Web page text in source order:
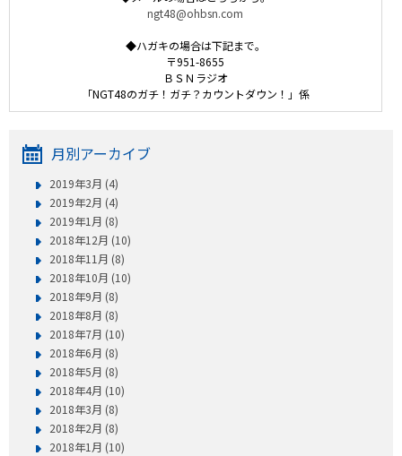
ngt48@ohbsn.com
◆ハガキの場合は下記まで。
〒951-8655
ＢＳＮラジオ
「NGT48のガチ！ガチ？カウントダウン！」係
月別アーカイブ
2019年3月 (4)
2019年2月 (4)
2019年1月 (8)
2018年12月 (10)
2018年11月 (8)
2018年10月 (10)
2018年9月 (8)
2018年8月 (8)
2018年7月 (10)
2018年6月 (8)
2018年5月 (8)
2018年4月 (10)
2018年3月 (8)
2018年2月 (8)
2018年1月 (10)